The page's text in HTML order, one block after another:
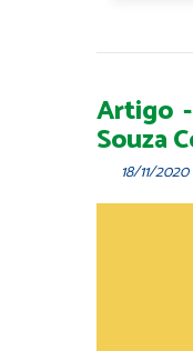
Artigo
Souza
18/11/2020